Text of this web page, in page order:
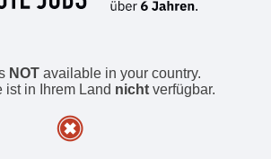
NOTavailable in your country.
ist in Ihrem Land nicht verfügbar.